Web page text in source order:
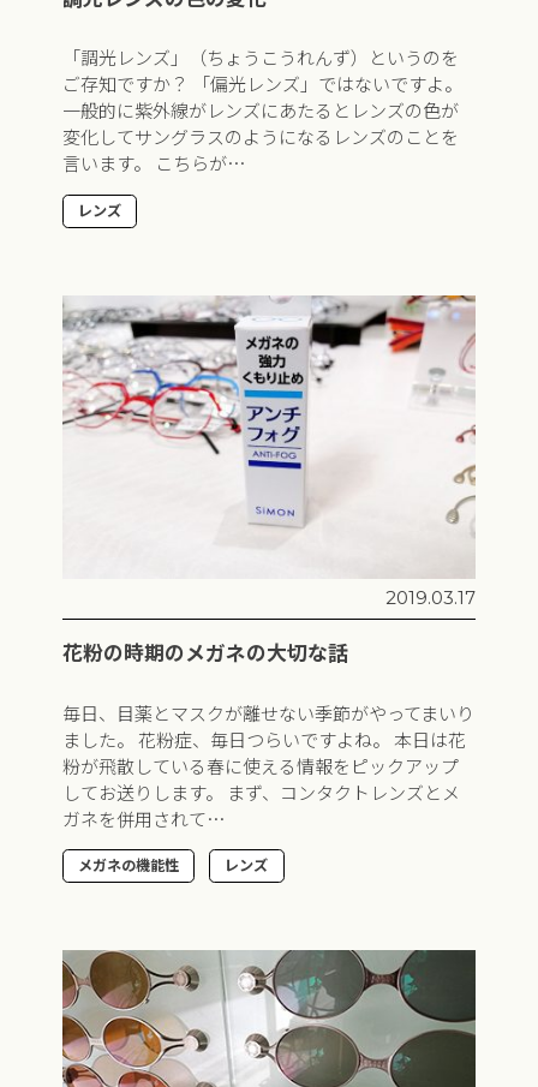
「調光レンズ」（ちょうこうれんず）というのを
ご存知ですか？ 「偏光レンズ」ではないですよ。
一般的に紫外線がレンズにあたるとレンズの色が
変化してサングラスのようになるレンズのことを
言います。 こちらが…
レンズ
2019.03.17
花粉の時期のメガネの大切な話
毎日、目薬とマスクが離せない季節がやってまいり
ました。 花粉症、毎日つらいですよね。 本日は花
粉が飛散している春に使える情報をピックアップ
してお送りします。 まず、コンタクトレンズとメ
ガネを併用されて…
メガネの機能性 レンズ